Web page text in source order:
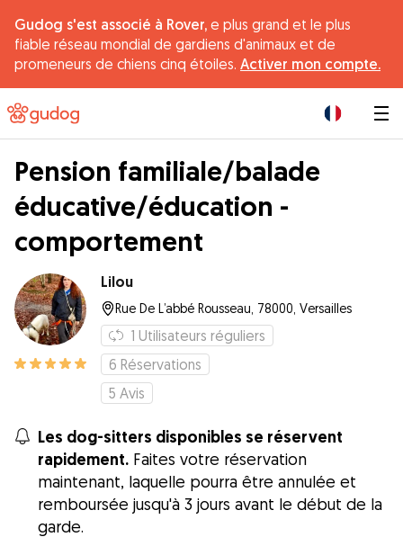
Gudog s'est associé à Rover, e plus grand et le plus
fiable réseau mondial de gardiens d'animaux et de
promeneurs de chiens cinq étoiles. Activer mon compte.
Pension familiale/balade
éducative/éducation -
comportement
Lilou
Rue De L’abbé Rousseau, 78000, Versailles
1 Utilisateurs réguliers
6 Réservations
5 Avis
Les dog-sitters disponibles se réservent
rapidement. Faites votre réservation
maintenant, laquelle pourra être annulée et
remboursée jusqu'à 3 jours avant le début de la
garde.